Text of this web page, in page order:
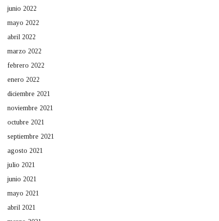
junio 2022
mayo 2022
abril 2022
marzo 2022
febrero 2022
enero 2022
diciembre 2021
noviembre 2021
octubre 2021
septiembre 2021
agosto 2021
julio 2021
junio 2021
mayo 2021
abril 2021